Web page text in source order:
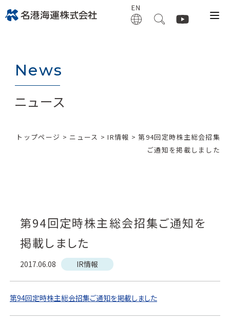
News
ニュース
トップページ > ニュース >IR情報 > 第94回定時株主総会招集
ご通知を掲載しました
第94回定時株主総会招集ご通知を
掲載しました
2017.06.08 IR情報
第94回定時株主総会招集ご通知を掲載しました